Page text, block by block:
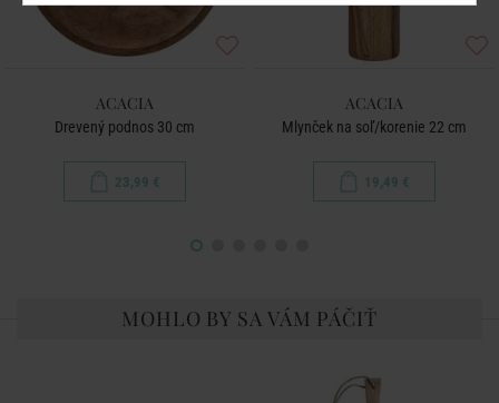
ACACIA
Drevený podnos 30 cm
23,99 €
ACACIA
Mlynček na soľ/korenie 22 cm
19,49 €
MOHLO BY SA VÁM PÁČIŤ